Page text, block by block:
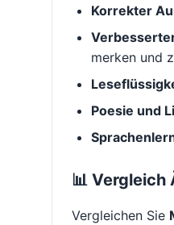
Korrekter
merken und
Poesie und
📊
Vergleichen Sie